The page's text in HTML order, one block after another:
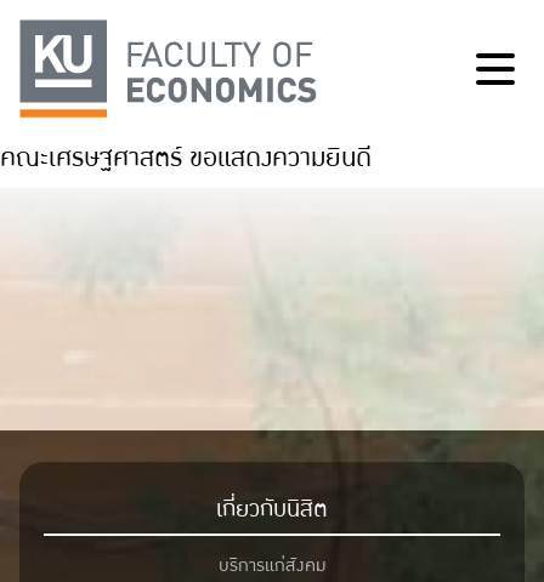
คณะเศรษฐศาสตร์ ขอแสดงความยินดี
เกี่ยวกับนิสิต
บริการแก่สังคม